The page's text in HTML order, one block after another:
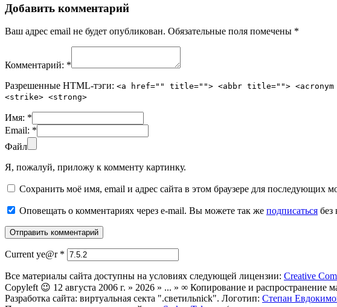
Добавить комментарий
Ваш адрес email не будет опубликован. Обязательные поля помечены *
Комментарий: *
Разрешенные HTML-тэги: <a href="" title=""> <abbr title=""> <acronym
<strike> <strong>
Имя: *
Email: *
Файл
Я, пожалуй, приложу к комменту картинку.
Сохранить моё имя, email и адрес сайта в этом браузере для последующих
Оповещать о комментариях через e-mail. Вы можете так же подписаться без
Current ye@r *
Все материалы сайта доступны на условиях следующей лицензии: Creative
Copyleft 😉 12 августа 2006 г. » 2026 » ... » ∞ Копирование и распространение
Разработка сайта: виртуальная секта ".светильnick". Логотип: Степан